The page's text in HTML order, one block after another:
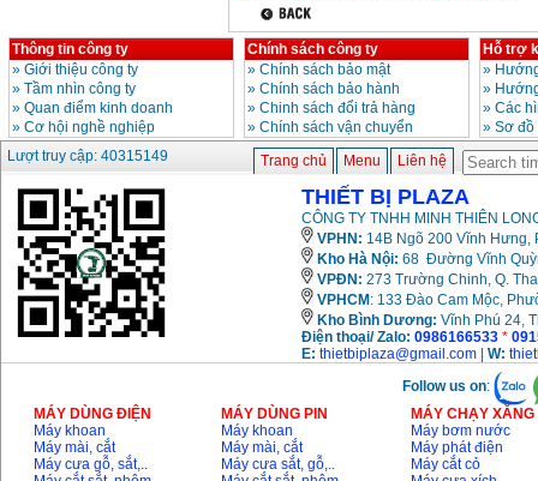
Máy cắt góc đa năng
Makita LS1019L
(1510W)
Giá:14068000
Bộ máy khoan 100
chi tiết Bosch GSB
Giá :2200000
Máy khoan Bosch
GSB 16RE (750W)
Giá
1850000
Thông tin công ty
» Giới thiệu công ty
» Tầm nhìn công ty
» Quan điểm kinh doanh
» Cơ hội nghề nghiệp
Chính sách công ty
» Chính sách bảo mật
» Chính sách bảo hành
» Chinh sách đổi trả hàng
» Chính sách vận chuyển
Hỗ trợ
»
»
» Các
» Sơ
Lượt truy cập: 40315149
Trang chủ Menu Liên hệ
THIẾT BỊ PLAZA
CÔNG TY TNHH MINH THIÊN
VPHN: 14B Ngõ 200 Vĩnh Hưng,
Kho Hà Nội: 68 Đường Vĩnh
VPĐN: 273 Trường Chinh, Q.
VPHCM : 133 Đào Cam Mộc,
Kho Bình Dương: Vĩnh Phú 24,
Điện thoại/ Zalo: 0986166533 *
E: thietbiplaza@gmail.com W:
Follow us on:
MÁY DÙNG ĐIỆN
Máy khoan
Máy mài, cắt
Máy cưa gỗ, sắt,..
MÁY DÙNG PIN
Máy khoan
Máy mài, cắt
Máy cưa sắt, gỗ,..
MÁY CHẠY
Máy bơm nước
Máy phát điện
Máy cắt cỏ